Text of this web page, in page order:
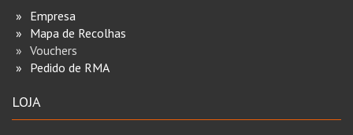
Empresa
Mapa de Recolhas
Vouchers
Pedido de RMA
LOJA